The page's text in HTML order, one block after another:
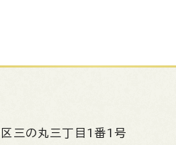
三の丸三丁目1番1号